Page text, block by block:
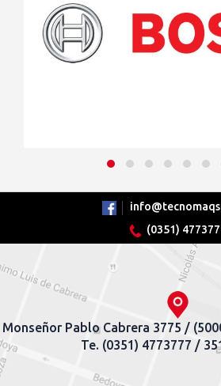
(0351)
Monseñor Pablo Cabrera 3775 /
Te. (0351) 4773777 /